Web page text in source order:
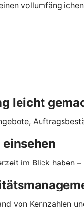
leicht
im Blick haben
von Kennzahlen